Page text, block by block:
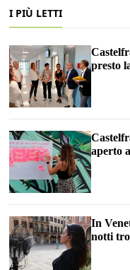
I PIÙ LETTI
presto
aperto
In
notti